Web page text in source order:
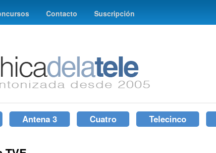
Contacto Suscripción
Antena 3 Cuatro Telecinco